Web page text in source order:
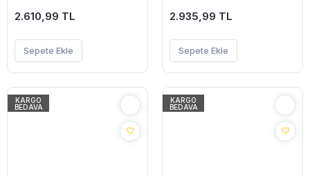
Lambası-(5775)
2.610,99 TL
Sepete Ekle
2.935,99 TL
Sepete Ekle
KARGO
BEDAVA
KARGO
BEDAVA